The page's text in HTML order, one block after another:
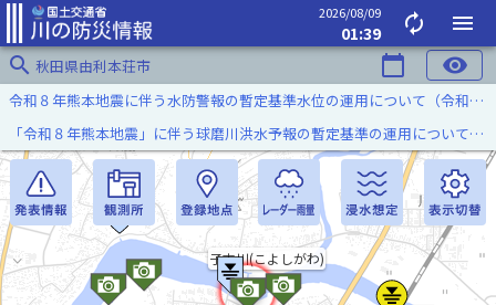
2026/08/09
01:39 autorenew
menu
search 秋田県由利本荘市 calendar_today visibility
子吉川(こよしがわ)
令和８年熊本地震に伴う水防警報の暫定基準水位の運用について（令和８年８月７日）
「令和８年熊本地震」に伴う球磨川洪水予報の暫定基準の運用について（令和８年８月５日）